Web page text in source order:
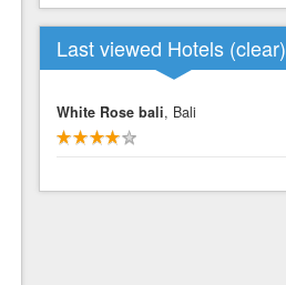
Last viewed Hotels (clear)
White Rose bali, Bali